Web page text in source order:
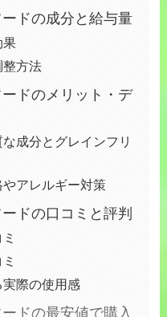
ドの成分と給与量
果
整方法
ドのメリット・デ
成分とグレインフリ
アレルギー対策
ドの口コミと評判
際の使用感
ドの最安値で購入